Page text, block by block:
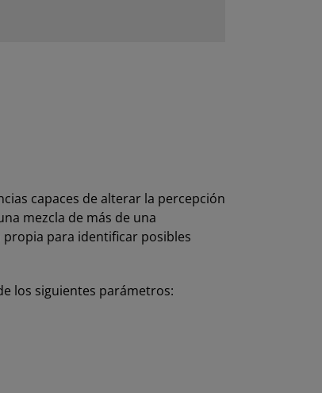
capaces de alterar la percepción
mezcla de más de una
para identificar posibles
los siguientes parámetros: